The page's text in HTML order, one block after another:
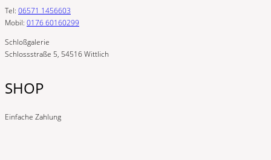
Tel: 06571 1456603
Mobil: 0176 60160299
Schloßgalerie
Schlossstraße 5, 54516 Wittlich
SHOP
Einfache Zahlung